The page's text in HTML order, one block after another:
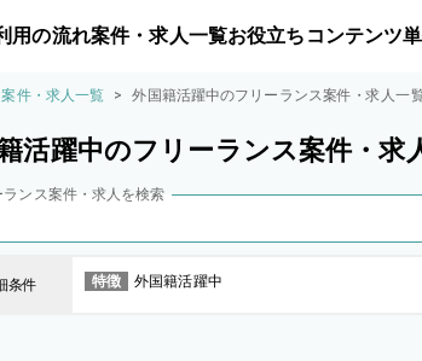
用の流れ案件・求人一覧お役立ちコンテンツ
案件・求人一覧 > 外国籍活躍中のフリーランス案件・求人一
活躍中のフリーランス案件・求
ランス案件・求人を検索
条件 特徴 外国籍活躍中